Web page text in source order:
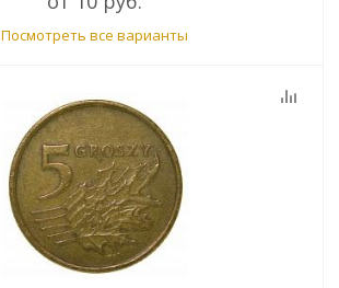
Посмотреть все варианты